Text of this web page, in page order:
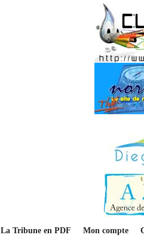
La Tribune en PDF Mon compte